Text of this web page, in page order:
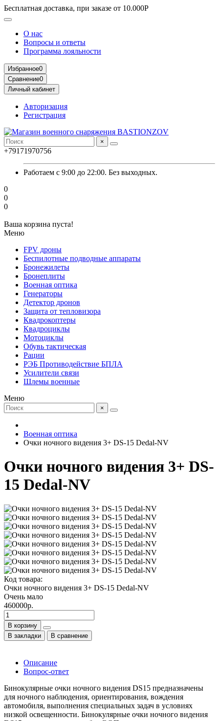
Бесплатная доставка, при заказе от 10.000Р
О нас
Вопросы и ответы
Программа лояльности
Избранное0
Сравнение0
Личный кабинет
Авторизация
Регистрация
×
+79171970756
Работаем с 9:00 до 22:00. Без выходных.
0
0
0
Ваша корзина пуста!
Меню
FPV дроны
Беспилотные подводные аппараты
Бронежилеты
Бронеплиты
Военная оптика
Генераторы
Детектор дронов
Защита от тепловизора
Квадрокоптеры
Квадроциклы
Мотоциклы
Обувь тактическая
Рации
РЭБ Противодействие БПЛА
Усилители связи
Шлемы военные
Меню
×
Военная оптика
Очки ночного видения 3+ DS-15 Dedal-NV
Очки ночного видения 3+ DS-
15 Dedal-NV
Код товара:
Очки ночного видения 3+ DS-15 Dedal-NV
Очень мало
460000р.
В корзину
В закладки
В сравнение
Описание
Вопрос-ответ
Бинокулярные очки ночного видения DS15 предназначены
для ночного наблюдения, ориентирования, вождения
автомобиля, выполнения специальных задач в условиях
низкой освещенности. Бинокулярные очки ночного видения